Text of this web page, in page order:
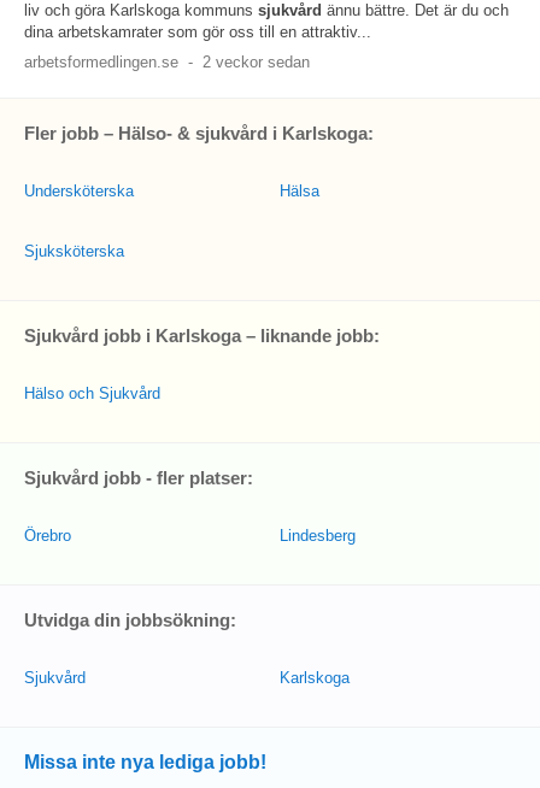
liv och göra Karlskoga kommuns sjukvård ännu bättre. Det är du och
dina arbetskamrater som gör oss till en attraktiv...
arbetsformedlingen.se - 2 veckor sedan
Fler jobb – Hälso- & sjukvård i Karlskoga:
Undersköterska
Sjuksköterska
Hälsa
Sjukvård jobb i Karlskoga – liknande jobb:
Hälso och Sjukvård
Sjukvård jobb - fler platser:
Örebro Lindesberg
Utvidga din jobbsökning:
Sjukvård Karlskoga
Missa inte nya lediga jobb!